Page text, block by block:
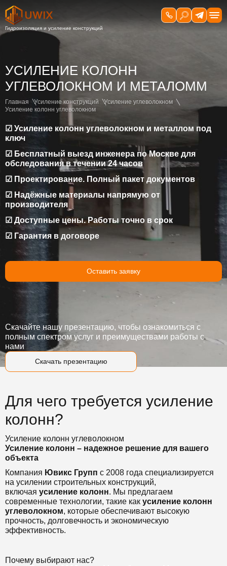
УСИЛЕНИЕ КОЛОНН
УГЛЕВОЛОКНОМ И МЕТАЛОММ
Главная Усиление конструкций
Усиление углеволокном
Усиление колонн углеволокном
☑ Усиление колонн углеволокном и металлом под
ключ
☑ Бесплатный выезд инженера по Москве для
обследования в течении 24 часов
☑ Проектирование. Полный пакет документов
☑ Надёжные материалы напрямую от
производителя
☑ Доступные цены. Работы точно в срок
☑ Гарантия в договоре
Оставить заявку
Скачать презентацию
Скачайте нашу презентацию, чтобы ознакомиться с
полным спектром услуг и преимуществами работы с
нами
Для чего требуется усиление
колонн?
Усиление колонн углеволокном
Усиление колонн – надежное решение для вашего
объекта
Компания Ювикс Групп с 2008 года специализируется
на усилении строительных конструкций,
включая усиление колонн. Мы предлагаем
современные технологии, такие как усиление колонн
углеволокном, которые обеспечивают высокую
прочность, долговечность и экономическую
эффективность.
Почему выбирают нас?